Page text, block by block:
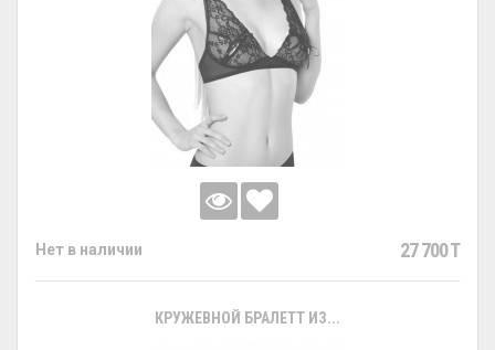
Нет в наличии 27 700 T
КРУЖЕВНОЙ БРАЛЕТТ ИЗ...